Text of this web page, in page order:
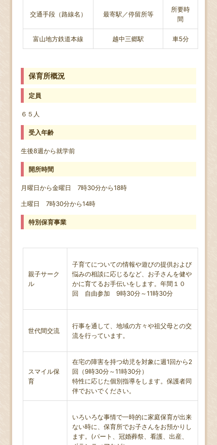
交通手段（路線名） 最寄駅／停留所等
所要時
間
富山地方鉄道本線 越中三郷駅 車5分
保育所概況
定員
６５人
受入年齢
生後8週から就学前
開所時間
月曜日から金曜日 7時30分から18時
土曜日 7時30分から14時
特別保育事業
親子サーク
ル
子育てについての情報や遊びの提供および
悩みの相談に応じるなど、お子さんを健や
かに育てるお手伝いをします。年間１０
回 自由参加 9時30分～11時30分
世代間交流
行事を通して、地域の方々や祖父母との交
流を行っています。
スマイル保
育
在宅の障害を持つ幼児を対象に週1回から2
回（9時30分～11時30分）
特性に応じた個別指導をします。保護者同
伴でおいでください。
いろいろな事情で一時的に家庭保育が出来
ない時に、保育所でお子さんをお預かりし
ます。(パート、冠婚葬祭、看護、出産、